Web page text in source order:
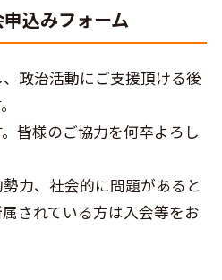
込みフォーム
政治活動にご支援頂ける後
皆様のご協力を何卒よろし
力、社会的に問題があると
されている方は入会等をお